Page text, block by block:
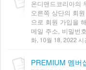
온디맨드코리아의
오른쪽 상단의 회
으로 회원 가입을
메일 주소, 비밀번
화, 10월 18, 2022 시